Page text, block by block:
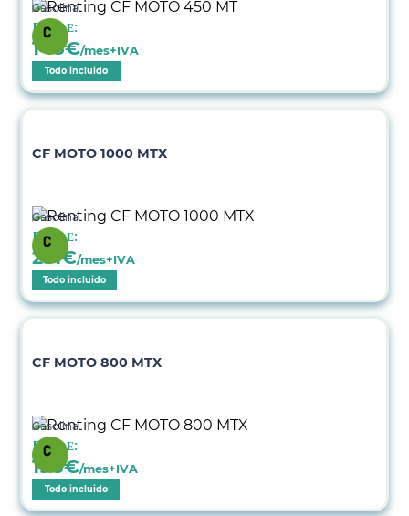
Gasolina
Desde:
148€/mes+IVA
Todo incluido
CF MOTO 1000 MTX
Gasolina
Desde:
231€/mes+IVA
Todo incluido
CF MOTO 800 MTX
Gasolina
Desde:
198€/mes+IVA
Todo incluido